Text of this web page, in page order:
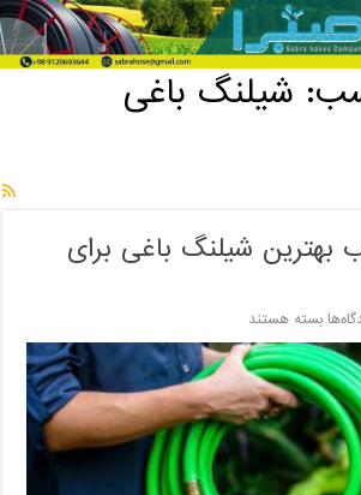
باغی باکیفیت
شیلنگ باغی
بهترین شیلنگ باغی برای
برای
راهنمای
انتخاب
بهترین
شیلنگ
باغی
برای
نیازهای
بسته هستند